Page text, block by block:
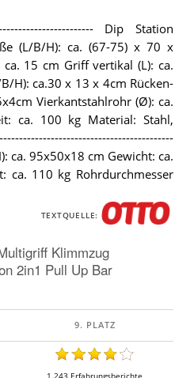
Dip Station
(L/B/H): ca. (67-75) x 70 x
15 cm Griff vertikal (L): ca.
H): ca.30 x 13 x 4cm Rücken-
Vierkantstahlrohr (Ø): ca.
ca. 100 kg Material: Stahl,
ca. 95x50x18 cm Gewicht: ca.
ca. 110 kg Rohrdurchmesser
TEXTQUELLE:
Klimmzug
2in1 Pull Up Bar
1.243 Erfahrungsberichte